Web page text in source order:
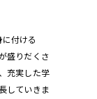
付ける
盛りだくさ
充実した学
していきま